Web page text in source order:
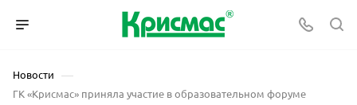
Новости —
ГК «Крисмас» приняла участие в образовательном форуме